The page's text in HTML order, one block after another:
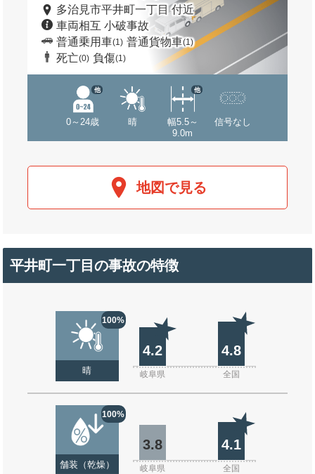
多治見市平井町一丁目 付近
車両相互 小破事故
普通乗用車(1) 普通貨物車(1)
死亡(0) 負傷(1)
0～24歳
他
晴
幅5.5～
9.0m
他
信号なし
地図で見る
平井町一丁目の事故の特徴
100%
晴
4.2 4.8
岐阜県 全国
100%
舗装（乾燥）
3.8 4.1
岐阜県 全国